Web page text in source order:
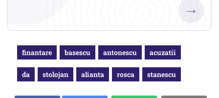
→
finantare basescu antonescu acuzatii
da stolojan alianta rosca stanescu